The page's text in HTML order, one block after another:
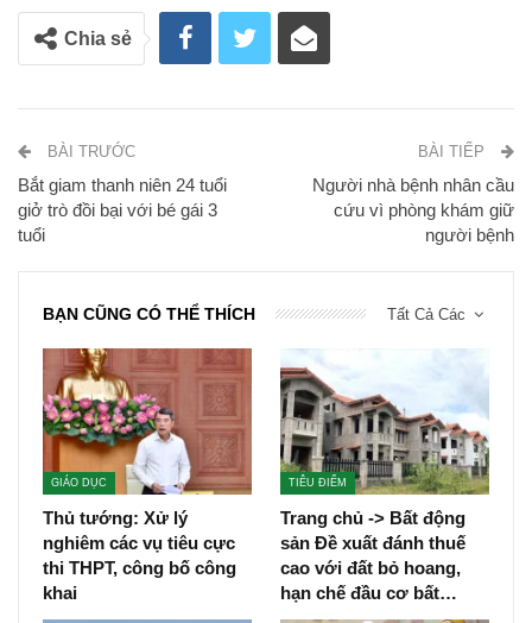
Chia sẻ
BÀI TRƯỚC
Bắt giam thanh niên 24 tuổi
giở trò đồi bại với bé gái 3
tuổi
BÀI TIẾP
Người nhà bệnh nhân cầu
cứu vì phòng khám giữ
người bệnh
Tất Cả Các
BẠN CŨNG CÓ THỂ THÍCH
GIÁO DỤC
Thủ tướng: Xử lý
nghiêm các vụ tiêu cực
thi THPT, công bố công
khai
TIÊU ĐIỂM
Trang chủ -> Bất động
sản Đề xuất đánh thuế
cao với đất bỏ hoang,
hạn chế đầu cơ bất…